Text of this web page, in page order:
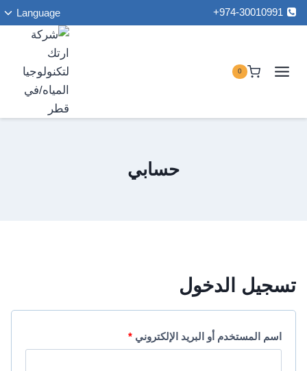
التجاوز
إلى
974-30010991+
Language
0
حسابي
تسجيل الدخول
اسم المستخدم أو البريد الإلكتروني *
م